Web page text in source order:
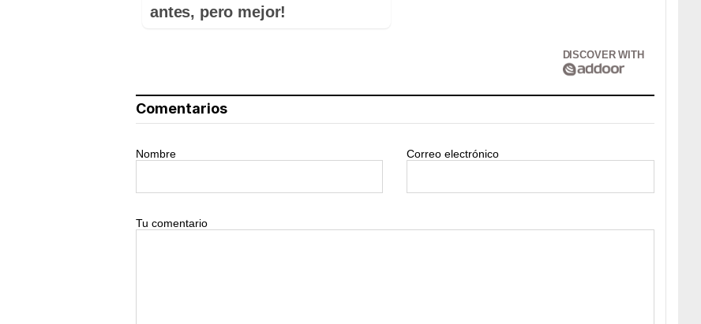
antes, pero mejor!
DISCOVER WITH
Comentarios
Nombre Correo electrónico
Tu comentario